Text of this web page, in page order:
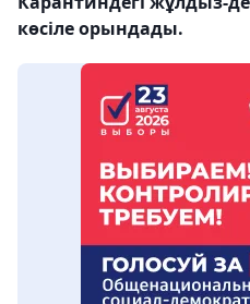
көсіле орындады.